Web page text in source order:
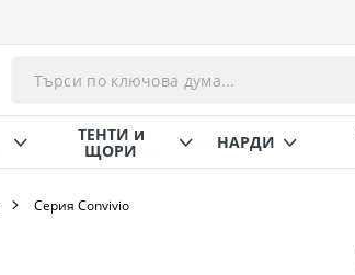
ТЕНТИ и
ЩОРИ НАРДИ
Серия Convivio